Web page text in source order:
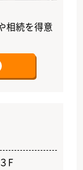
相続を得意
F